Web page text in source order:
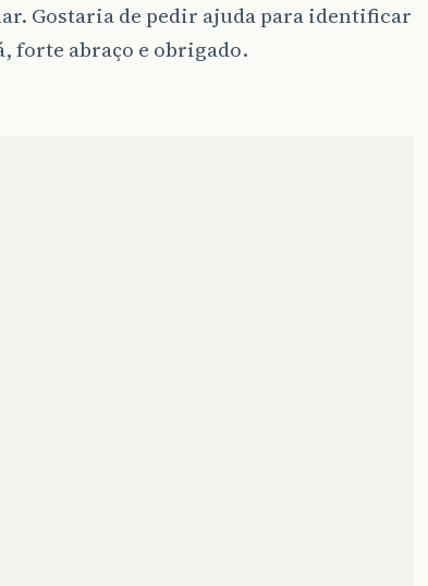
Gostaria de pedir ajuda para identificar
forte abraço e obrigado.